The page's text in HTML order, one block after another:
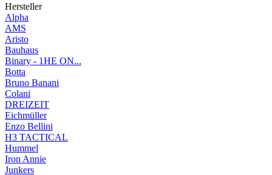
Hersteller
Alpha
AMS
Aristo
Bauhaus
Binary - 1HE ON...
Botta
Bruno Banani
Colani
DREIZEIT
Eichmüller
Enzo Bellini
H3 TACTICAL
Hummel
Iron Annie
Junkers